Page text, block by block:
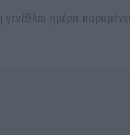
ημέρα